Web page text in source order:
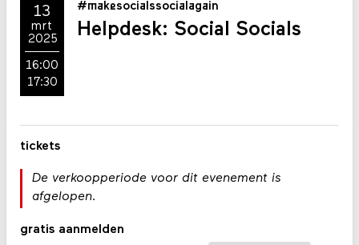
13
mrt
2025
16:00
17:30
#makesocialssocialagain
Helpdesk: Social Socials
tickets
De verkoopperiode voor dit evenement is
afgelopen.
gratis aanmelden